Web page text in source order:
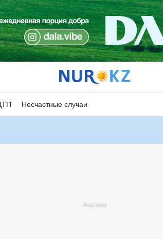
Несчастные случаи